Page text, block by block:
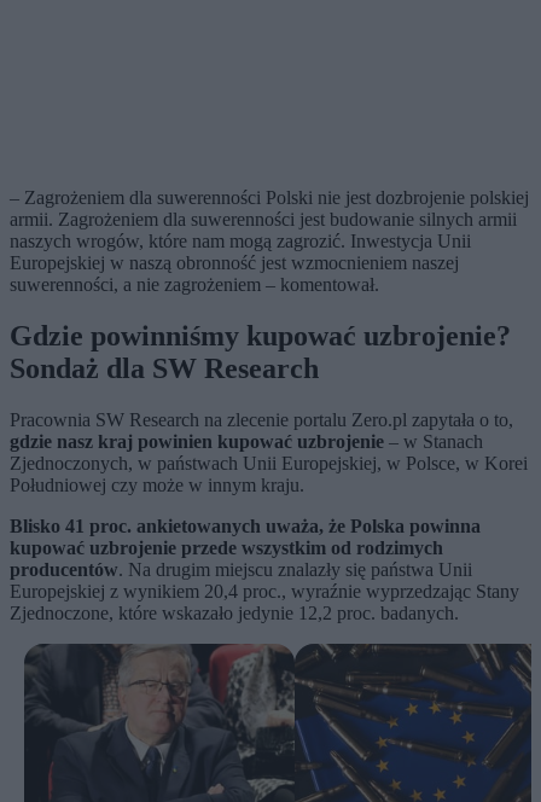
– Zagrożeniem dla suwerenności Polski nie jest dozbrojenie polskiej
armii. Zagrożeniem dla suwerenności jest budowanie silnych armii
naszych wrogów, które nam mogą zagrozić. Inwestycja Unii
Europejskiej w naszą obronność jest wzmocnieniem naszej
suwerenności, a nie zagrożeniem – komentował.
Gdzie powinniśmy kupować uzbrojenie?
Sondaż dla SW Research
Pracownia SW Research na zlecenie portalu Zero.pl zapytała o to,
gdzie nasz kraj powinien kupować uzbrojenie – w Stanach
Zjednoczonych, w państwach Unii Europejskiej, w Polsce, w Korei
Południowej czy może w innym kraju.
Blisko 41 proc. ankietowanych uważa, że Polska powinna
kupować uzbrojenie przede wszystkim od rodzimych
producentów. Na drugim miejscu znalazły się państwa Unii
Europejskiej z wynikiem 20,4 proc., wyraźnie wyprzedzając Stany
Zjednoczone, które wskazało jedynie 12,2 proc. badanych.